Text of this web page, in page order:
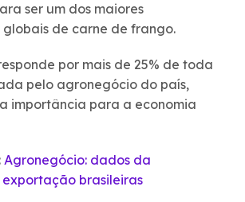
ser um dos maiores
de carne de frango.
por mais de 25% de toda
pelo agronegócio do país,
importância para a economia
Agronegócio: dados da
brasileiras